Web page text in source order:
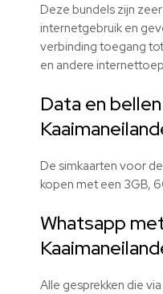
Deze bundels zijn
internetgebruik en
verbinding toegang
en andere
Data en
De simkaarten voor
kopen met een 3GB,
Whatsapp
Alle gesprekken die